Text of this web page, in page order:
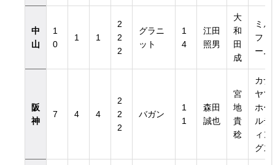
中
山
1
0
1 1
2
2
2
グラニ
ット
1
4
江田
照男
大
和
田
成
ミル
ファ
ーム
阪
神
7 4 4
2
2
2
バガン
1
1
森田
誠也
宮
地
貴
稔
カナ
ヤマ
ホー
ルデ
ィン
グス